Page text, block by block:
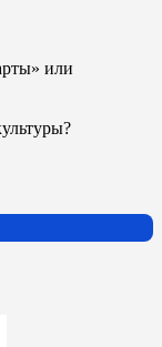
или